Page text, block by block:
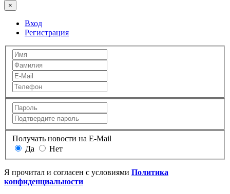
×
Вход
Регистрация
Получать новости на E-Mail
Да
Нет
Я прочитал и согласен с условиями Политика
конфиденциальности